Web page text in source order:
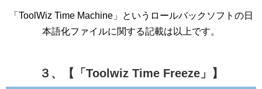
「ToolWiz Time Machine」というロールバックソフトの日
本語化ファイルに関する記載は以上です。
３、【「Toolwiz Time Freeze」】